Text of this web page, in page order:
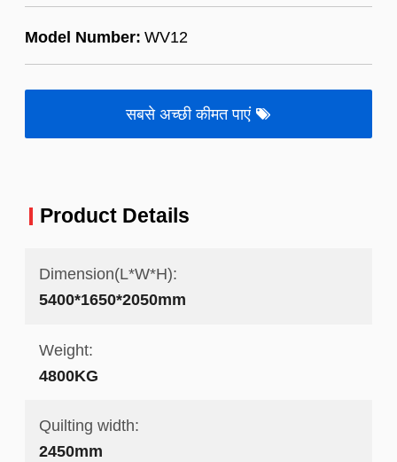
Model Number: WV12
सबसे अच्छी कीमत पाएं
Product Details
Dimension(L*W*H):
5400*1650*2050mm
Weight:
4800KG
Quilting width:
2450mm